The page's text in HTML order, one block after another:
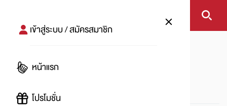
เข้าสู่ระบบ / สมัครสมาชิก
หน้าแรก
โปรโมชั่น
#